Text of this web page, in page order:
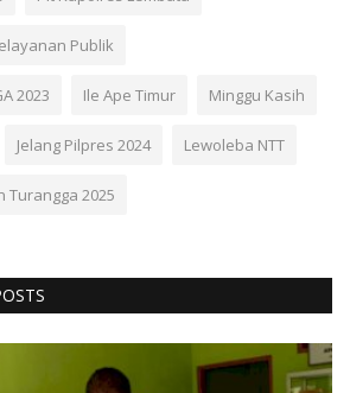
Publik
2023 Ile Ape Timur Minggu Kasih
Jelang Pilpres 2024 Lewoleba NTT
Turangga 2025